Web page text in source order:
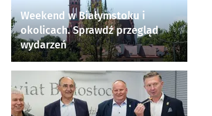
Weekend w Białymstoku i
okolicach. Sprawdź przegląd
wydarzeń